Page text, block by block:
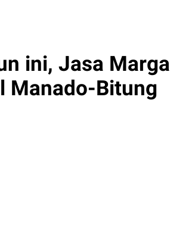
ini, Jasa Marga
Manado-Bitung